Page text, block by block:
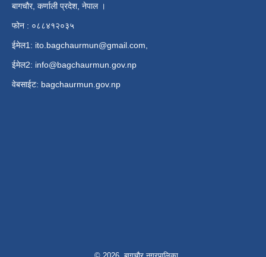
बागचौर, कर्णाली प्रदेश, नेपाल ।
फोन : ०८८४१२०३५
ईमेल1: ito.bagchaurmun@gmail.com
ईमेल2: info@bagchaurmun.gov.np
वे‍बसाईट: bagchaurmun.gov.np